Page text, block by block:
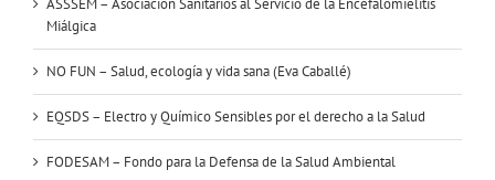
ASSSEM – Asociación Sanitarios al Servicio de la Encefalomielitis
Miálgica
NO FUN – Salud, ecología y vida sana (Eva Caballé)
EQSDS – Electro y Químico Sensibles por el derecho a la Salud
FODESAM – Fondo para la Defensa de la Salud Ambiental